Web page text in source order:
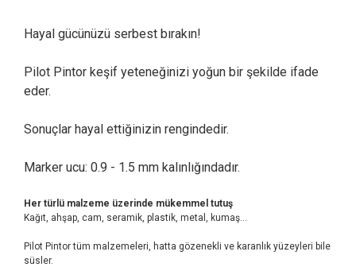
Hayal gücünüzü serbest bırakın!
Pilot Pintor keşif yeteneğinizi yoğun bir şekilde ifade
eder.
Sonuçlar hayal ettiğinizin rengindedir.
Marker ucu: 0.9 - 1.5 mm kalınlığındadır.
Her türlü malzeme üzerinde mükemmel tutuş
Kağıt, ahşap, cam, seramik, plastik, metal, kumaş...
Pilot Pintor tüm malzemeleri, hatta gözenekli ve karanlık yüzeyleri bile
süsler.